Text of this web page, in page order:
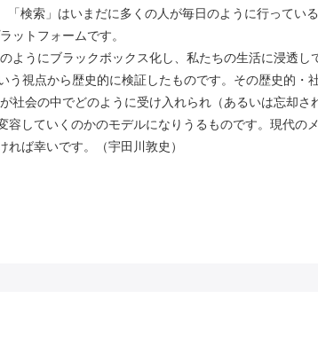
検索」はいまだに多くの人が毎日のように行ってい
ットフォームです。
ようにブラックボックス化し、私たちの生活に浸透し
視点から歴史的に検証したものです。その歴史的・
社会の中でどのように受け入れられ（あるいは忘却さ
していくのかのモデルになりうるものです。現代の
ば幸いです。（宇田川敦史）